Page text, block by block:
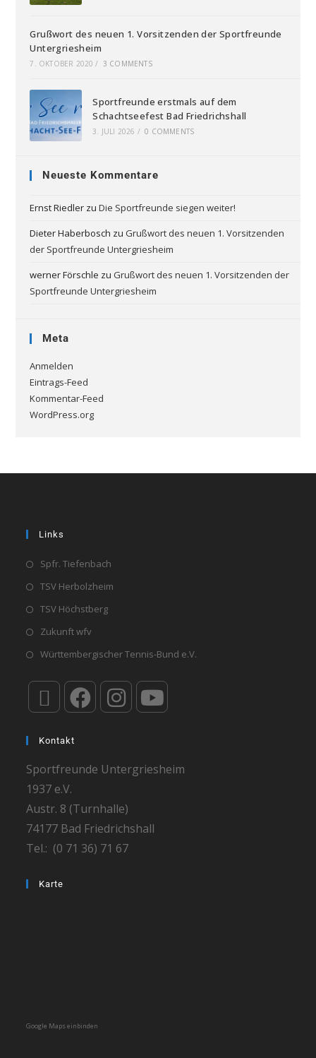
Grußwort des neuen 1. Vorsitzenden der Sportfreunde
Untergriesheim
7. OKTOBER 2020 / 3 COMMENTS
Sportfreunde erstmals auf dem
Schachtseefest Bad Friedrichshall
3. JULI 2026 / 0 COMMENTS
Neueste Kommentare
Ernst Riedler zuDie Sportfreunde siegen weiter!
Dieter Haberbosch zu Grußwort des neuen 1. Vorsitzenden
der Sportfreunde Untergriesheim
werner Förschle zu Grußwort des neuen 1. Vorsitzenden der
Sportfreunde Untergriesheim
Meta
Anmelden
Eintrags-Feed
Kommentar-Feed
WordPress.org
Links
Spfr. Tiefenbach
TSV Herbolzheim
TSV Höchstberg
Zukunft wfv
Württembergischer Tennis-Bund e.V.
Kontakt
Sportfreunde Untergriesheim
1937 e.V.
Austr. 8 (Turnhalle)
74177 Bad Friedrichshall
Tel.: (0 71 36) 71 67
Karte
Google Maps einbinden